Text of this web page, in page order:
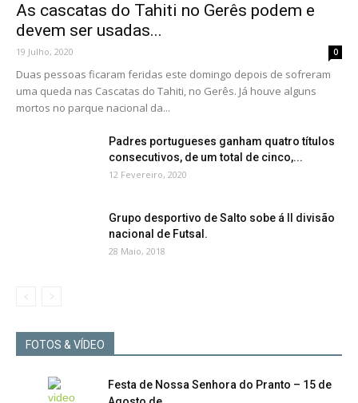
As cascatas do Tahiti no Gerês podem e
devem ser usadas...
19 Julho, 2020 0
Duas pessoas ficaram feridas este domingo depois de sofreram
uma queda nas Cascatas do Tahiti, no Gerês. Já houve alguns
mortos no parque nacional da...
Padres portugueses ganham quatro títulos
consecutivos, de um total de cinco,...
12 Fevereiro, 2020
Grupo desportivo de Salto sobe á II divisão
nacional de Futsal.
28 Maio, 2018
FOTOS & VÍDEO
Festa de Nossa Senhora do Pranto – 15 de